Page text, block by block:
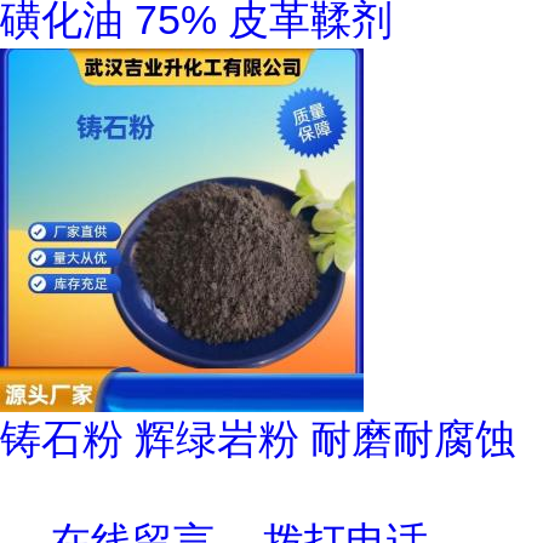
磺化油 75% 皮革鞣剂
铸石粉 辉绿岩粉 耐磨耐腐蚀